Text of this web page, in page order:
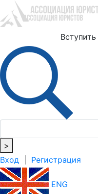
>
Вход
Регистрация
ENG